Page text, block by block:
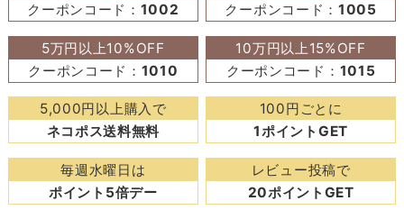
クーポンコード： 1002
クーポンコード：1005
5万円以上10%OFF
クーポンコード： 1010
10万円以上15%OFF
クーポンコード： 1015
5,000円以上購入で
ネコポス送料無料
100円ごとに
1ポイントGET
毎週水曜日は
ポイント5倍デー
レビュー投稿で
20ポイントGET